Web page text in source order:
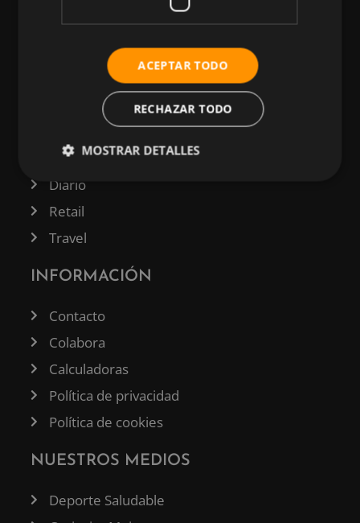
Más Deportes
Tecnología
Diario
Retail
Travel
INFORMACIÓN
Contacto
Colabora
Calculadoras
Política de privacidad
Política de cookies
NUESTROS MEDIOS
Deporte Saludable
ACEPTAR TODO
RECHAZAR TODO
MOSTRAR DETALLES